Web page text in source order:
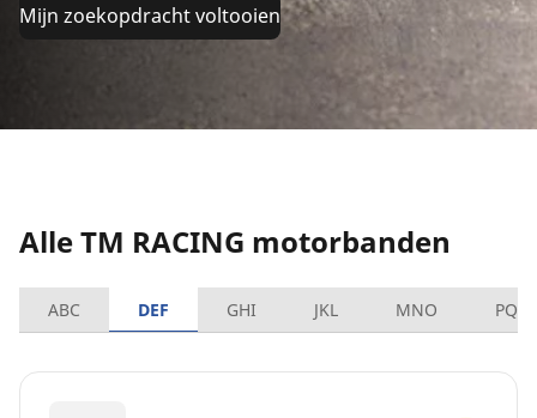
Mijn zoekopdracht voltooien
Alle TM RACING motorbanden
ABC DEF GHI JKL MNO PQRS